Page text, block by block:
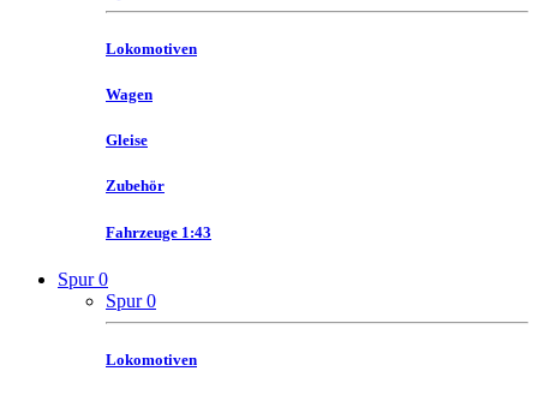
Lokomotiven
Wagen
Gleise
Zubehör
Fahrzeuge 1:43
Spur 0
Spur 0
Lokomotiven